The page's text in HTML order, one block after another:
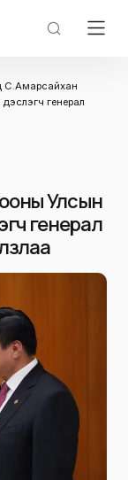
С.Амарсайхан
генерал
Улсын
генерал